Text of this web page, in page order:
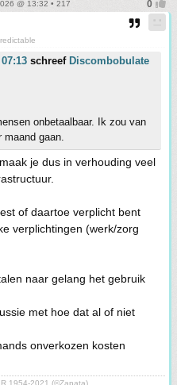
@ 13:32 • 217
schreef Discombobulate
onbetaalbaar. Ik zou van
maand gaan.
je dus in verhouding veel
of daartoe verplicht bent
verplichtingen (werk/zorg
naar gelang het gebruik
met hoe dat al of niet
onverkozen kosten
1954-2021 (©Zapata)